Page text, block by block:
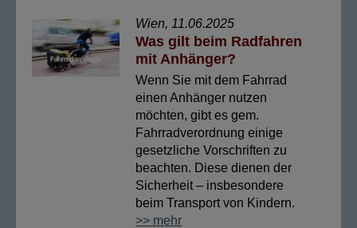
Wien, 11.06.2025
Was gilt beim Radfahren
mit Anhänger?
Wenn Sie mit dem Fahrrad
einen Anhänger nutzen
möchten, gibt es gem.
Fahrradverordnung einige
gesetzliche Vorschriften zu
beachten. Diese dienen der
Sicherheit – insbesondere
beim Transport von Kindern.
>> mehr